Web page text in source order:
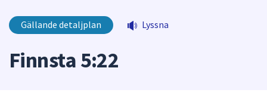
Gällande detaljplan Lyssna
Finnsta 5:22